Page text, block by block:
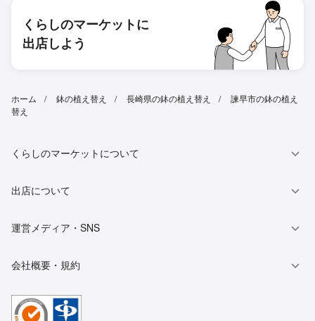
くらしのマーケットに
出店しよう
ホーム 鉢の植え替え 長崎県の鉢の植え替え
諫早市の鉢の植え
替え
くらしのマーケットについて
出店について
運営メディア・SNS
会社概要・規約